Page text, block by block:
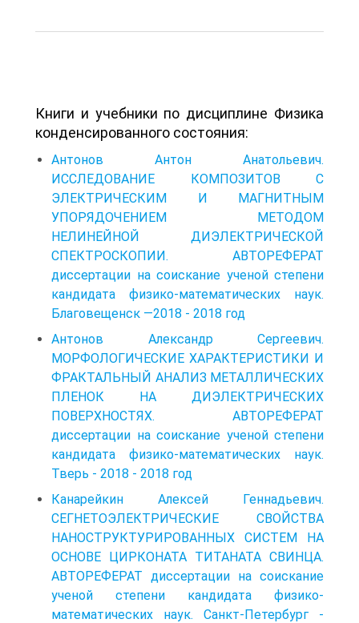
Книги и учебники по дисциплине Физика
конденсированного состояния:
Антонов Антон Анатольевич.
ИССЛЕДОВАНИЕ КОМПОЗИТОВ С
ЭЛЕКТРИЧЕСКИМ И МАГНИТНЫМ
УПОРЯДОЧЕНИЕМ МЕТОДОМ
НЕЛИНЕЙНОЙ ДИЭЛЕКТРИЧЕСКОЙ
СПЕКТРОСКОПИИ. АВТОРЕФЕРАТ
диссертации на соискание ученой степени
кандидата физико-математических наук.
Благовещенск —2018 - 2018 год
Антонов Александр Сергеевич.
МОРФОЛОГИЧЕСКИЕ ХАРАКТЕРИСТИКИ И
ФРАКТАЛЬНЫЙ АНАЛИЗ МЕТАЛЛИЧЕСКИХ
ПЛЕНОК НА ДИЭЛЕКТРИЧЕСКИХ
ПОВЕРХНОСТЯХ. АВТОРЕФЕРАТ
диссертации на соискание ученой степени
кандидата физико-математических наук.
Тверь - 2018 - 2018 год
Канарейкин Алексей Геннадьевич.
СЕГНЕТОЭЛЕКТРИЧЕСКИЕ СВОЙСТВА
НАНОСТРУКТУРИРОВАННЫХ СИСТЕМ НА
ОСНОВЕ ЦИРКОНАТА ТИТАНАТА СВИНЦА.
АВТОРЕФЕРАТ диссертации на соискание
ученой степени кандидата физико-
математических наук. Санкт-Петербург -